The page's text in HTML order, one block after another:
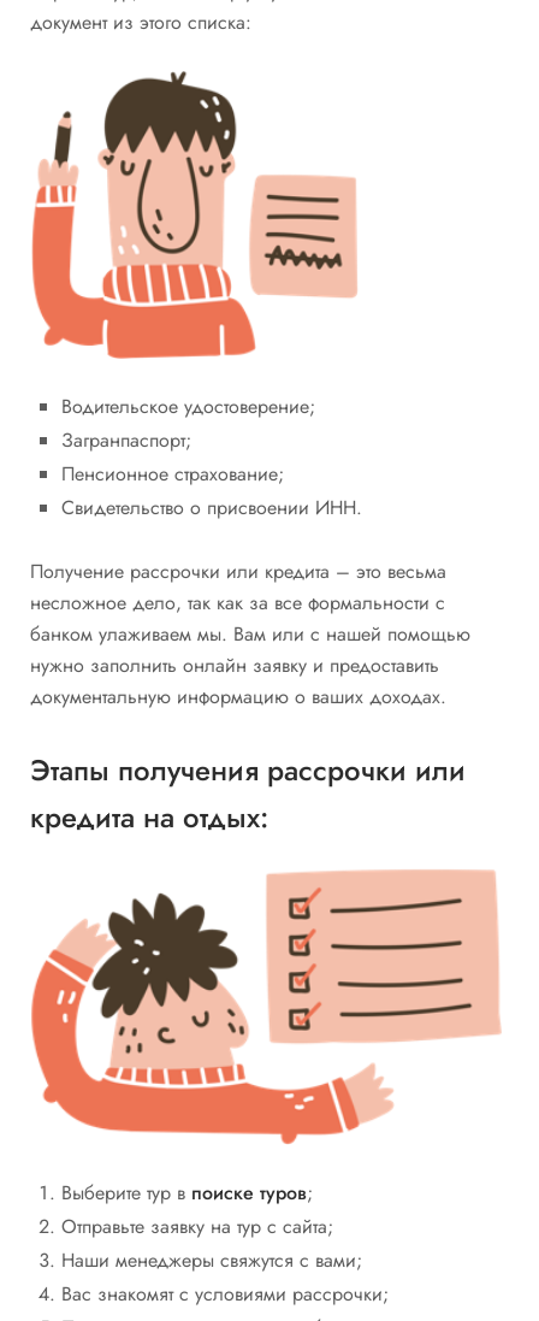
документ из этого списка:
Водительское удостоверение;
Загранпаспорт;
Пенсионное страхование;
Свидетельство о присвоении ИНН.
Получение рассрочки или кредита – это весьма
несложное дело, так как за все формальности с
банком улаживаем мы. Вам или с нашей помощью
нужно заполнить онлайн заявку и предоставить
документальную информацию о ваших доходах.
Этапы получения рассрочки или
кредита на отдых:
Выберите тур в поиске туров;
Отправьте заявку на тур с сайта;
Наши менеджеры свяжутся с вами;
Вас знакомят с условиями рассрочки;